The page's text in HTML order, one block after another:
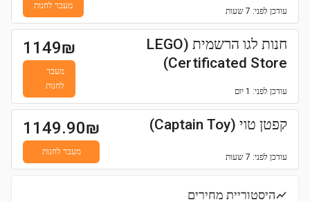
עודכן לפני: 7 שעות
מעבר לחנות
חנות לגו הרשמית (LEGO
Certificated Store)
עודכן לפני: 1 יום
1149₪
מעבר
לחנות
קפטן טוי (Captain Toy)
עודכן לפני: 7 שעות
1149.90₪
מעבר לחנות
היסטוריית מחירים